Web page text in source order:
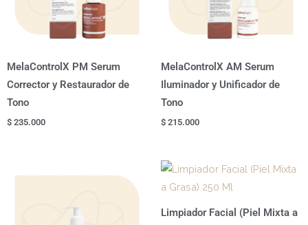
MelaControlX PM Serum
Corrector y Restaurador de
Tono
$ 235.000
MelaControlX AM Serum
Iluminador y Unificador de
Tono
$ 215.000
Limpiador Facial (Piel Mixta a